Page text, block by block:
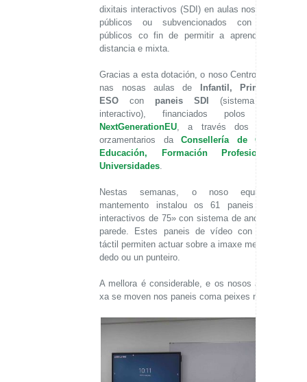
dixitais interactivos (SDI) en aulas nos centros
públicos ou subvencionados con fondos
públicos co fin de permitir a aprendizaxe a
distancia e mixta.
Gracias a esta dotación, o noso Centro contará
nas nosas aulas de
Infantil, Primaria e
ESO con paneis SDI
(sistema dixital
interactivo), financiados polos fondos
NextGenerationEU , a través dos créditos
orzamentarios daConsellería de Cultura,
Educación, Formación Profesional e
Universidades
Nestas semanas, o noso equipo de
mantemento instalou os 61 paneis dixitais
interactivos de 75» con sistema de ancoraxe á
parede. Estes paneis de vídeo con pantalla
táctil permiten actuar sobre a imaxe mediante o
dedo ou un punteiro.
A mellora é considerable, e os nosos alumnos
xa se moven nos paneis coma peixes na auga!